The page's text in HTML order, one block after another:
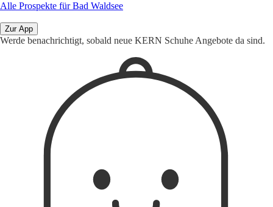
Alle Prospekte für Bad Waldsee
Zur App
Werde benachrichtigt, sobald neue KERN Schuhe Angebote da sind.